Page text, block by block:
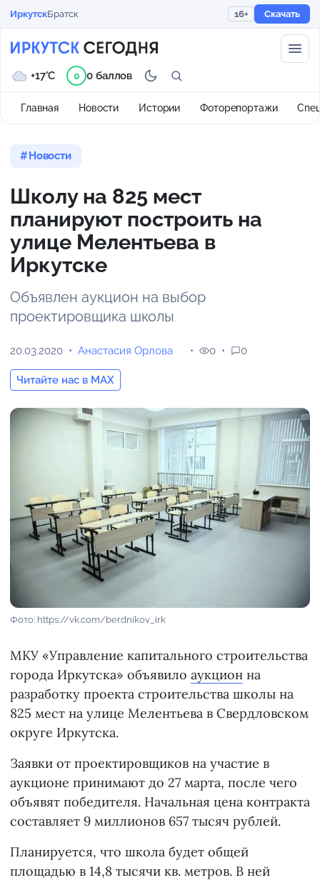
ИркутскБратск 16+ Скачать
Главная Новости Истории Фоторепортажи
+17°C 0 0 баллов
Новости
Школу на 825 мест
планируют построить на
улице Мелентьева в
Иркутске
Объявлен аукцион на выбор
проектировщика школы
20.03.2020 Анастасия Орлова
Читайте нас в MAX
0 0
Фото: https://vk.com/berdnikov_irk
МКУ «Управление капитального строительства
города Иркутска» объявило аукцион на
разработку проекта строительства школы на
825 мест на улице Мелентьева в Свердловском
округе Иркутска.
Заявки от проектировщиков на участие в
аукционе принимают до 27 марта, после чего
объявят победителя. Начальная цена контракта
составляет 9 миллионов 657 тысяч рублей.
Планируется, что школа будет общей
площадью в 14,8 тысячи кв. метров. В ней